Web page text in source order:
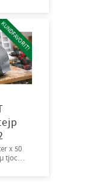
x 50
tjock |